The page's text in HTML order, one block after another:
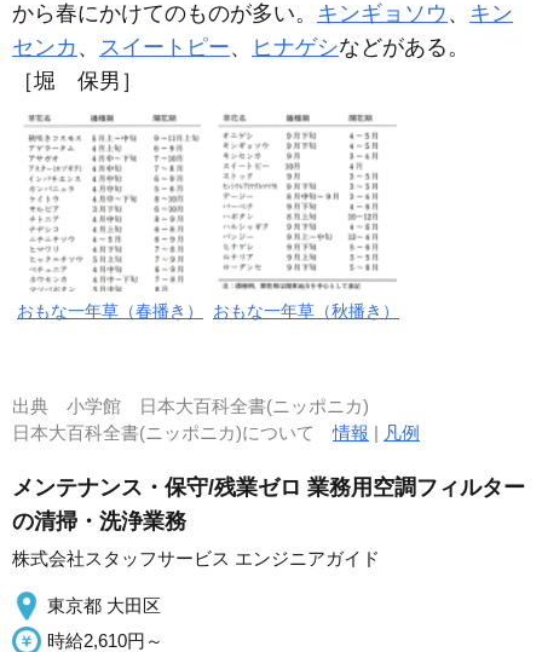
から春にかけてのものが多い。 キンギョソウ 、 キン
センカ 、 スイートピー、 ヒナゲシなどがある。
［堀 保男］
おもな一年草（春播き） おもな一年草（秋播き）
出典 小学館 日本大百科全書(ニッポニカ)
日本大百科全書(ニッポニカ)について情報 | 凡例
メンテナンス・保守/残業ゼロ 業務用空調フィルター
の清掃・洗浄業務
株式会社スタッフサービス エンジニアガイド
東京都 大田区
時給2,610円～